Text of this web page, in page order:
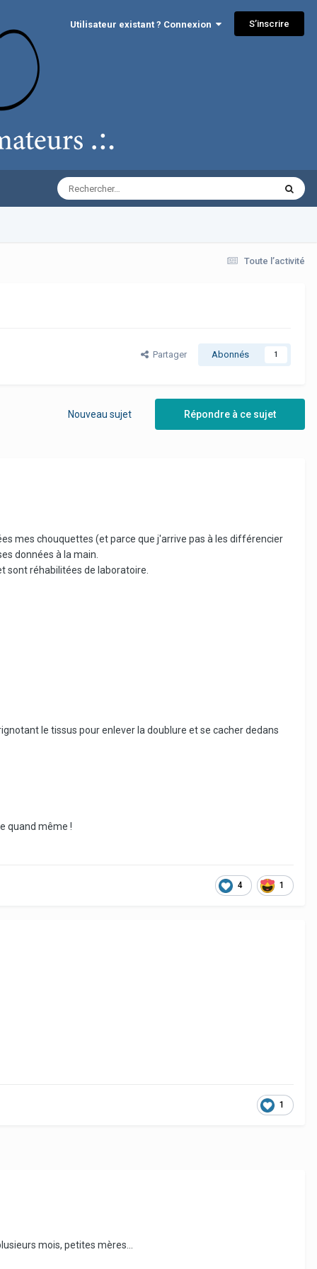
Utilisateur existant ? Connexion S’inscrire
Toute l’activité
Partager Abonnés 1
Répondre à ce sujet
Nouveau sujet
mes chouquettes (et parce que j'arrive pas à les différencier
données à la main.
sont réhabilitées de laboratoire.
le tissus pour enlever la doublure et se cacher dedans
quand même !
4 1
1
mois, petites mères...